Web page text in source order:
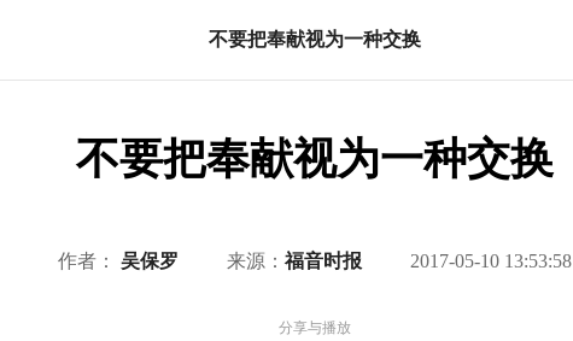
不要把奉献视为一种交换
不要把奉献视为一种交换
作者： 吴保罗 来源： 福音时报 2017-05-10 13:53:58
分享与播放